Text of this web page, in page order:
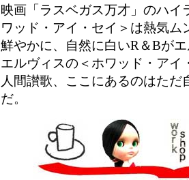
映画「ラスベガス万才」のハ
ワッド・アイ・セイ＞は熱気
鮮やかに、自然に白いR＆Bが
エルヴィスの＜ホワッド・アイ
人間讃歌、ここにあるのはた
だ。